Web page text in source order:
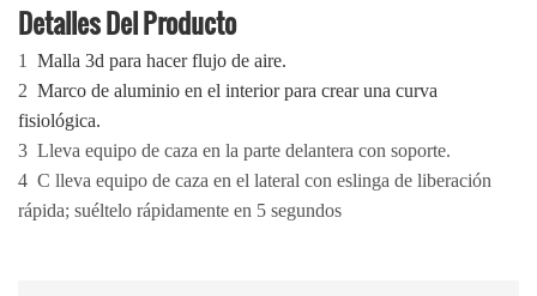
Detalles Del Producto
1
Malla 3d para hacer flujo de aire.
2 Marco de aluminio en el interior para crear una curva
fisiológica.
3 Lleva equipo de caza en la parte delantera con soporte.
4 C lleva equipo de caza en el lateral con eslinga de liberación
rápida; suéltelo rápidamente en 5 segundos